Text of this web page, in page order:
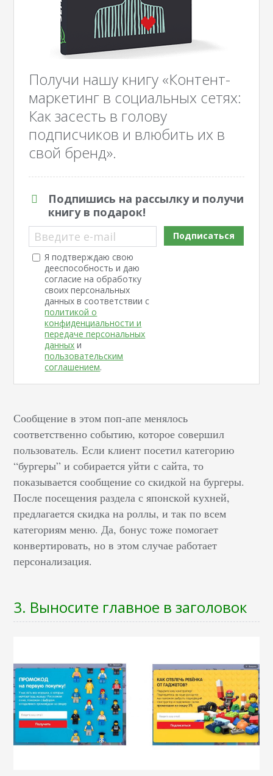
Получи нашу книгу «Контент-
маркетинг в социальных сетях:
Как засесть в голову
подписчиков и влюбить их в
свой бренд».
Подпишись на рассылку и получи
книгу в подарок!
Введите e-mail
Я подтверждаю свою
дееспособность и даю
согласие на обработку
своих персональных
данных в соответствии с
политикой о
конфиденциальности и
передаче персональных
данных и
пользовательским
соглашением.
Подписаться
Сообщение в этом поп-апе менялось
соответственно событию, которое совершил
пользователь. Если клиент посетил категорию
“бургеры” и собирается уйти с сайта, то
показывается сообщение со скидкой на бургеры.
После посещения раздела с японской кухней,
предлагается скидка на роллы, и так по всем
категориям меню. Да, бонус тоже помогает
конвертировать, но в этом случае работает
персонализация.
3. Выносите главное в заголовок